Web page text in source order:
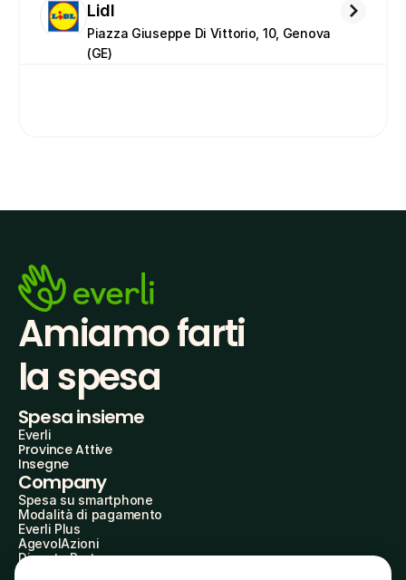
Lidl
Piazza Giuseppe Di Vittorio, 10, Genova
(GE)
Amiamo farti
la spesa
Spesa insieme
Everli
Province Attive
Insegne
Company
Spesa su smartphone
Modalità di pagamento
Everli Plus
AgevolAzioni
Diventa Partner